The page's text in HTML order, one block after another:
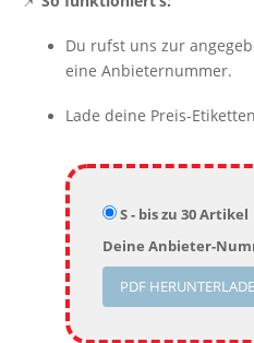
Du rufst uns zur
eine Anbieternummer.
Lade deine Preis-
S - bis zu 30 Artikel
Deine Anbieter-